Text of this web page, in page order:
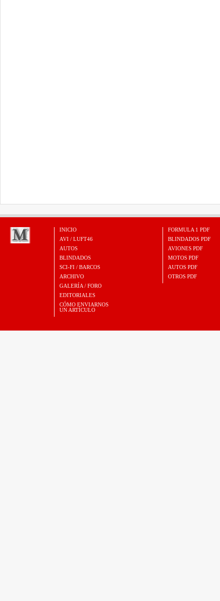
INICIO
AVI / LUFT46
AUTOS
BLINDADOS
SCI-FI / BARCOS
ARCHIVO
GALERÍA / FORO
EDITORIALES
CÓMO ENVIARNOS
UN ARTÍCULO
FORMULA 1 PDF
BLINDADOS PDF
AVIONES PDF
MOTOS PDF
AUTOS PDF
OTROS PDF